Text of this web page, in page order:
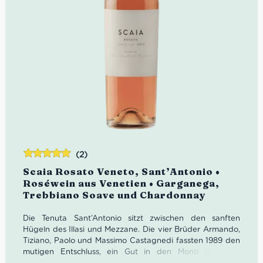
Scaia Rosato Veneto, Sant’Antonio •
Roséwein aus Venetien • Garganega,
Trebbiano Soave und Chardonnay
(2)
Die Tenuta Sant’Antonio sitzt zwischen den sanften
Hügeln des Illasi und Mezzane. Die vier Brüder Armando,
Tiziano, Paolo und Massimo Castagnedi fassten 1989 den
mutigen Entschluss, ein Gut in den Monti Garbi zu
mit5.00 von
5